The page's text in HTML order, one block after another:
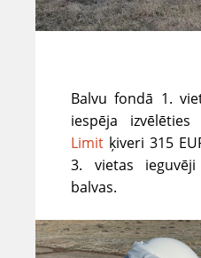
Balvu fondā 1.
iespēja
Limit ķiveri 315
3. vietas
balvas.